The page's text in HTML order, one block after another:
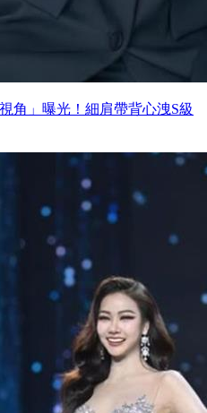
角」曝光！細肩帶背心洩S級